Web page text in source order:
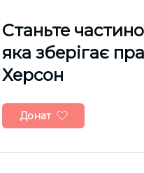
Cтаньте
яка зберігає
Херсон
Донат